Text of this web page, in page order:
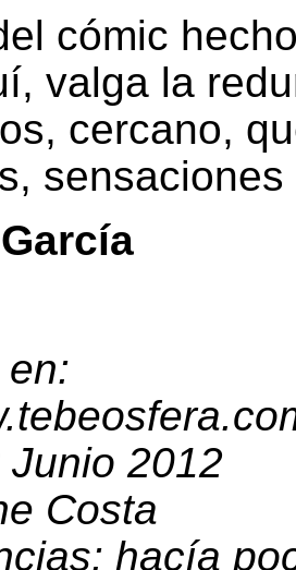
cómic
valga la
cercano,
2012
Costa
hacía